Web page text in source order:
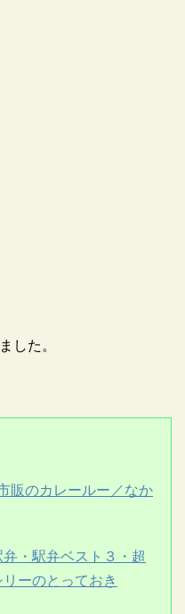
した。
販のカレールー／なか
・駅弁ベスト３・超
ーのとっておき